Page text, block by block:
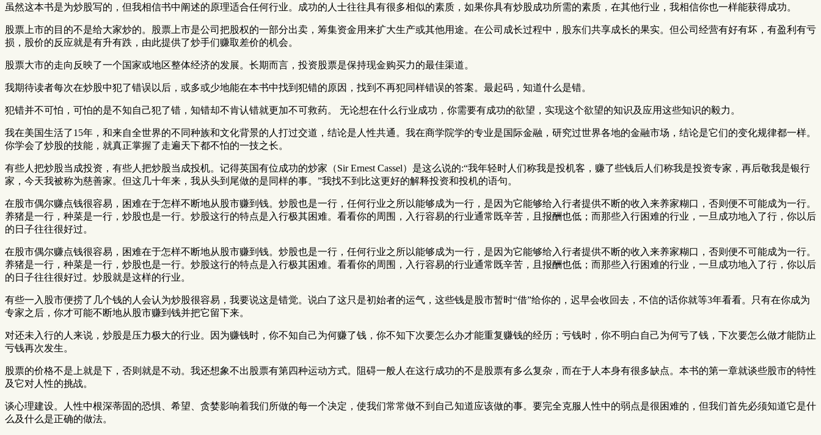
虽然这本书是为炒股写的，但我相信书中阐述的原理适合任何行业。成功的人士往往具有很多相似的素质，如果你具有炒股成功所需的素质，在其他行业，我相信你也一样能获得成功。
股票上市的目的不是给大家炒的。股票上市是公司把股权的一部分出卖，筹集资金用来扩大生产或其他用途。在公司成长过程中，股东们共享成长的果实。但公司经营有好有坏，有盈利有亏
损，股价的反应就是有升有跌，由此提供了炒手们赚取差价的机会。
股票大市的走向反映了一个国家或地区整体经济的发展。长期而言，投资股票是保持现金购买力的最佳渠道。
我期待读者每次在炒股中犯了错误以后，或多或少地能在本书中找到犯错的原因，找到不再犯同样错误的答案。最起码，知道什么是错。
犯错并不可怕，可怕的是不知自己犯了错，知错却不肯认错就更加不可救药。 无论想在什么行业成功，你需要有成功的欲望，实现这个欲望的知识及应用这些知识的毅力。
我在美国生活了15年，和来自全世界的不同种族和文化背景的人打过交道，结论是人性共通。我在商学院学的专业是国际金融，研究过世界各地的金融市场，结论是它们的变化规律都一样。
你学会了炒股的技能，就真正掌握了走遍天下都不怕的一技之长。
有些人把炒股当成投资，有些人把炒股当成投机。记得英国有位成功的炒家（Sir Ernest Cassel）是这么说的:“我年轻时人们称我是投机客，赚了些钱后人们称我是投资专家，再后敬我是银行
家，今天我被称为慈善家。但这几十年来，我从头到尾做的是同样的事。”我找不到比这更好的解释投资和投机的语句。
在股市偶尔赚点钱很容易，困难在于怎样不断地从股市赚到钱。炒股也是一行，任何行业之所以能够成为一行，是因为它能够给入行者提供不断的收入来养家糊口，否则便不可能成为一行。
养猪是一行，种菜是一行，炒股也是一行。炒股这行的特点是入行极其困难。看看你的周围，入行容易的行业通常既辛苦，且报酬也低；而那些入行困难的行业，一旦成功地入了行，你以后
的日子往往很好过。
在股市偶尔赚点钱很容易，困难在于怎样不断地从股市赚到钱。炒股也是一行，任何行业之所以能够成为一行，是因为它能够给入行者提供不断的收入来养家糊口，否则便不可能成为一行。
养猪是一行，种菜是一行，炒股也是一行。炒股这行的特点是入行极其困难。看看你的周围，入行容易的行业通常既辛苦，且报酬也低；而那些入行困难的行业，一旦成功地入了行，你以后
的日子往往很好过。炒股就是这样的行业。
有些一入股市便捞了几个钱的人会认为炒股很容易，我要说这是错觉。说白了这只是初始者的运气，这些钱是股市暂时“借”给你的，迟早会收回去，不信的话你就等3年看看。只有在你成为
专家之后，你才可能不断地从股市赚到钱并把它留下来。
对还未入行的人来说，炒股是压力极大的行业。因为赚钱时，你不知自己为何赚了钱，你不知下次要怎么办才能重复赚钱的经历；亏钱时，你不明白自己为何亏了钱，下次要怎么做才能防止
亏钱再次发生。
股票的价格不是上就是下，否则就是不动。我还想象不出股票有第四种运动方式。阻碍一般人在这行成功的不是股票有多么复杂，而在于人本身有很多缺点。本书的第一章就谈些股市的特性
及它对人性的挑战。
谈心理建设。人性中根深蒂固的恐惧、希望、贪婪影响着我们所做的每一个决定，使我们常常做不到自己知道应该做的事。要完全克服人性中的弱点是很困难的，但我们首先必须知道它是什
么及什么是正确的做法。